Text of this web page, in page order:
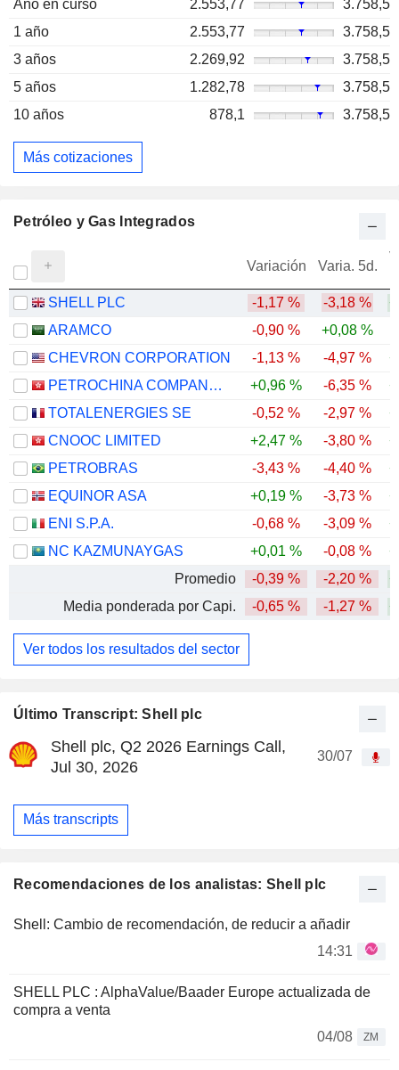
Último Transcript: Shell plc
Shell plc, Q2 2026 Earnings Call,
Jul 30, 2026
30/07
Más transcripts
Recomendaciones de los analistas: Shell plc
Shell: Cambio de recomendación, de reducir a añadir
14:31
SHELL PLC : AlphaValue/Baader Europe actualizada de
compra a venta
04/08
ZM
Año en curso 2.553,77
3.758,5
1 año
2.553,77
3.758,5
3 años
2.269,92
3.758,5
5 años
1.282,78
3.758,5
10 años
878,1 3.758,5
Más cotizaciones
Petróleo y Gas Integrados
Variación Varia. 5d.
SHELL PLC -1,17 % -3,18 %
ARAMCO
-0,90 % +0,08 %
CHEVRON CORPORATION
-1,13 % -4,97 %
PETROCHINA COMPANY LIMITED
+0,96 % -6,35 %
TOTALENERGIES SE
-0,52 % -2,97 %
CNOOC LIMITED
+2,47 % -3,80 %
PETROBRAS
-3,43 % -4,40 %
EQUINOR ASA
+0,19 % -3,73 %
ENI S.P.A.
-0,68 % -3,09 %
NC KAZMUNAYGAS
+0,01 % -0,08 %
Promedio
-0,39 % -2,20 %
Media ponderada por Capi.
-0,65 % -1,27 %
Ver todos los resultados del sector